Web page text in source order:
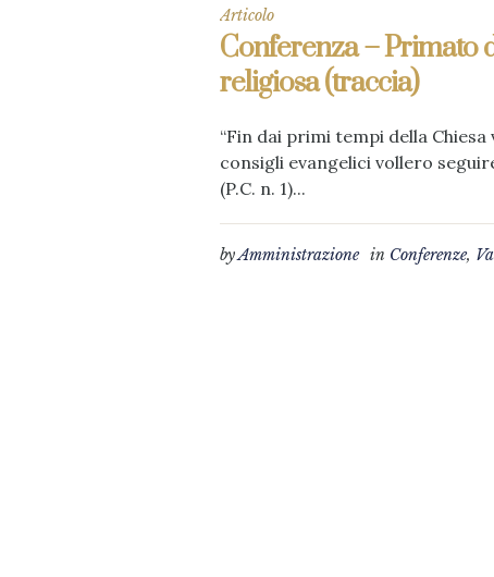
Articolo
Conferenza – Primato
religiosa (traccia)
“Fin dai primi tempi della
consigli evangelici vollero
(P.C. n. 1)...
byAmministrazione in Conferenze,